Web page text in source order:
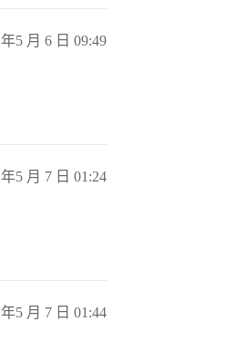
5 月 6 日 09:49
5 月 7 日 01:24
5 月 7 日 01:44